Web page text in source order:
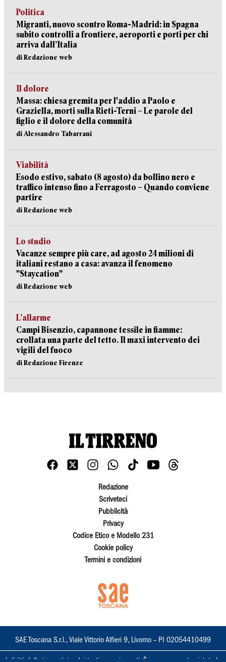
Politica
Migranti, nuovo scontro Roma-Madrid: in Spagna
subito controlli a frontiere, aeroporti e porti per chi
arriva dall’Italia
di Redazione web
Il dolore
Massa: chiesa gremita per l'addio a Paolo e
Graziella, morti sulla Rieti-Terni – Le parole del
figlio e il dolore della comunità
di Alessandro Tabarrani
Viabilità
Esodo estivo, sabato (8 agosto) da bollino nero e
traffico intenso fino a Ferragosto – Quando conviene
partire
di Redazione web
Lo studio
Vacanze sempre più care, ad agosto 24 milioni di
italiani restano a casa: avanza il fenomeno
"Staycation"
di Redazione web
L’allarme
Campi Bisenzio, capannone tessile in fiamme:
crollata una parte del tetto. Il maxi intervento dei
vigili del fuoco
di Redazione Firenze
Redazione
Scriveteci
Pubblicità
Privacy
Codice Etico e Modello 231
Cookie policy
Termini e condizioni
SAE Toscana S.r.l., Viale Vittorio Alfieri 9, Livorno – PI 02054410499